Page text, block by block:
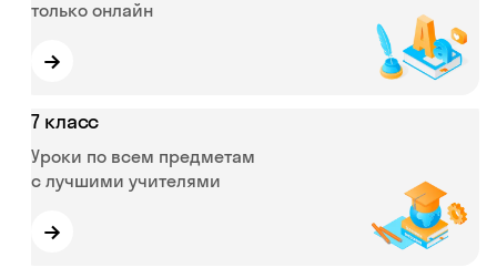
только онлайн
→
7 класс
Уроки по всем предметам
с лучшими учителями
→